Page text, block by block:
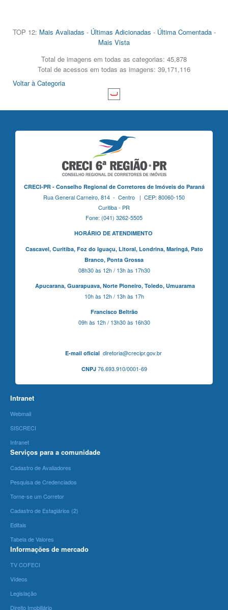
TOP 12: Mais Avaliadas - Últimas Adicionadas - Última Comentada-
Mais Vista
Total de imagens em todas as categorias: 45,878
Total de acessos em todas as imagens: 39,171,116
Voltar à Categoria
CRECI-PR - Conselho Regional de Corretores de Imóveis do Paraná
Rua General Carneiro, 814 - Centro | CEP: 80060-150
Curitiba - PR
Fone: (041) 3262-5505
HORÁRIO DE ATENDIMENTO
Cascavel, Curitiba,Foz do Iguaçu, Litoral, Londrina, Maringá, Pato
Branco, Ponta Grossa
08h30 às 12h / 13h às 17h30
Apucarana, Guarapuava, Norte Pioneiro, Toledo, Umuarama
10h às 12h / 13h às 17h
Francisco Beltrão
09h às 12h / 13h30 às 16h30
E-mail oficialdiretoria@crecipr.gov.br
CNPJ76.693.910/0001-69
Intranet
Webmail
SISCRECI
Intranet
Serviços para a comunidade
Cadastro de Avaliadores
Pesquisa de Credenciados
Torne-se um Corretor
Cadastro de Estagiários (2)
Editais
Tabela de Valores
Informações de mercado
TV COFECI
Vídeos
Legislação
Direito Imobiliário